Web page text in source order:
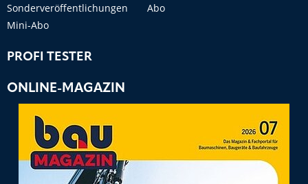
Sonderveröffentlichungen
Abo
Mini-Abo
PROFI TESTER
ONLINE-MAGAZIN